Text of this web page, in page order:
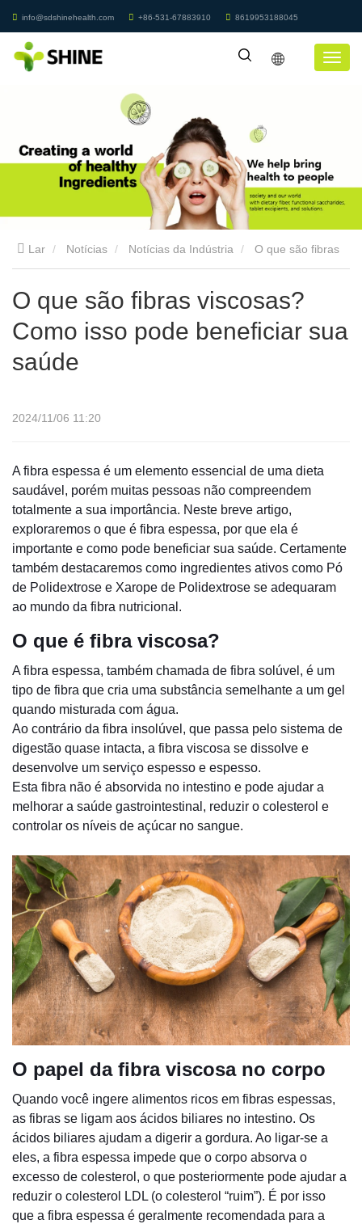
info@sdshinehealth.com +86-531-67883910 8619953188045
Lar Notícias Notícias da Indústria
O que são fibras viscosas?
Como isso pode beneficiar sua
saúde
2024/11/06 11:20
A fibra espessa é um elemento essencial de uma dieta
saudável, porém muitas pessoas não compreendem
totalmente a sua importância. Neste breve artigo,
exploraremos o que é fibra espessa, por que ela é
importante e como pode beneficiar sua saúde. Certamente
também destacaremos como ingredientes ativos como Pó
de Polidextrose e Xarope de Polidextrose se adequaram
ao mundo da fibra nutricional.
O que é fibra viscosa?
A fibra espessa, também chamada de fibra solúvel, é um
tipo de fibra que cria uma substância semelhante a um gel
quando misturada com água.
Ao contrário da fibra insolúvel, que passa pelo sistema de
digestão quase intacta, a fibra viscosa se dissolve e
desenvolve um serviço espesso e espesso.
Esta fibra não é absorvida no intestino e pode ajudar a
melhorar a saúde gastrointestinal, reduzir o colesterol e
controlar os níveis de açúcar no sangue.
O papel da fibra viscosa no corpo
Quando você ingere alimentos ricos em fibras espessas,
as fibras se ligam aos ácidos biliares no intestino. Os
ácidos biliares ajudam a digerir a gordura. Ao ligar-se a
eles, a fibra espessa impede que o corpo absorva o
excesso de colesterol, o que posteriormente pode ajudar a
reduzir o colesterol LDL (o colesterol “ruim”). É por isso
que a fibra espessa é geralmente recomendada para a